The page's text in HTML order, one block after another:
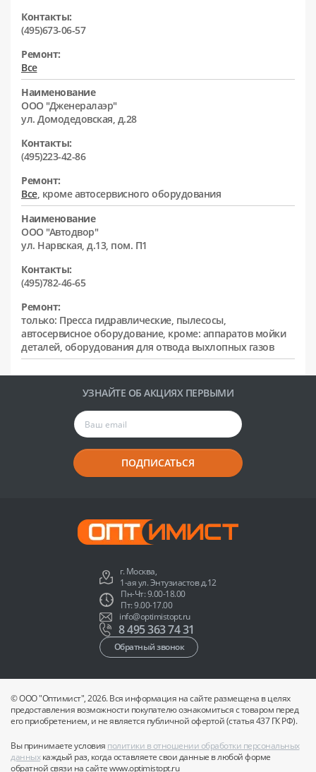
Контакты:
(495)673-06-57
Ремонт:
Все
Наименование
ООО "Дженералаэр"
ул. Домодедовская, д.28
Контакты:
(495)223-42-86
Ремонт:
Все, кроме автосервисного оборудования
Наименование
ООО "Автодвор"
ул. Нарвская, д.13, пом. П1
Контакты:
(495)782-46-65
Ремонт:
только: Пресса гидравлические, пылесосы,
автосервисное оборудование, кроме: аппаратов мойки
деталей, оборудования для отвода выхлопных газов
УЗНАЙТЕ ОБ АКЦИЯХ ПЕРВЫМИ
ПОДПИСАТЬСЯ
г. Москва,
1-ая ул. Энтузиастов д.12
Пн-Чт: 9.00-18.00
Пт: 9.00-17.00
info@optimistopt.ru
8 495 363 74 31
Обратный звонок
© ООО "Оптимист", 2026. Вся информация на сайте размещена в целях
предоставления возможности покупателю ознакомиться с товаром перед
его приобретением, и не является публичной офертой (статья 437 ГК РФ).
Вы принимаете условия политики в отношении обработки персональных
данныхкаждый раз, когда оставляете свои данные в любой форме
обратной связи на сайте www.optimistopt.ru